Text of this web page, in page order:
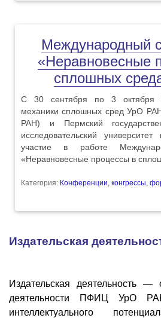
Международный
«Неравновесные
сплошных
С 30 сентября по 3 октября
механики сплошных сред УрО
РАН) и Пермский
исследовательский
участие в работе
«Неравновесные процессы в
Категория: Конференции, конгрессы,
Издательская
Издательская деятельность
деятельности ПФИЦ УрО
интеллектуального